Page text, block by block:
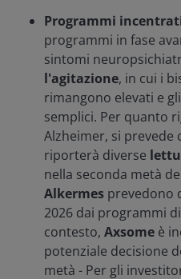
Programmi
programmi in fase
sintomi
l'agitazione, in cui i
rimangono elevati e
semplici. Per quanto
Alzheimer, si prevede
riporterà diverse
nella seconda metà
Alkermes prevedono
2026 dai programmi
contesto, Axsome è
potenziale decisione
metà - Per gli